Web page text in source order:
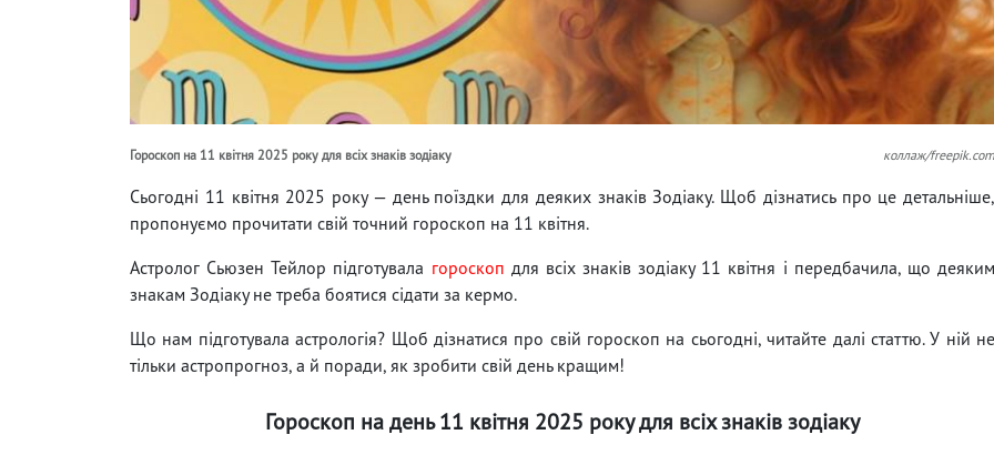
Гороскоп на 11 квітня 2025 року для всіх знаків зодіаку коллаж/freepik.com
Сьогодні 11 квітня 2025 року — день поїздки для деяких знаків Зодіаку. Щоб дізнатись про це детальніше,
пропонуємо прочитати свій точний гороскоп на 11 квітня.
Астролог Сьюзен Тейлор підготувала гороскоп для всіх знаків зодіаку 11 квітня і передбачила, що деяким
знакам Зодіаку не треба боятися сідати за кермо.
Що нам підготувала астрологія? Щоб дізнатися про свій гороскоп на сьогодні, читайте далі статтю. У ній не
тільки астропрогноз, а й поради, як зробити свій день кращим!
Гороскоп на день 11 квітня 2025 року для всіх знаків зодіаку